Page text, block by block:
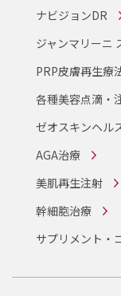
ナビジョンDR
ジャンマリーニ
PRP皮膚再生療
各種美容点滴・
ゼオスキンヘル
AGA治療
美肌再生注射
幹細胞治療
サプリメント・